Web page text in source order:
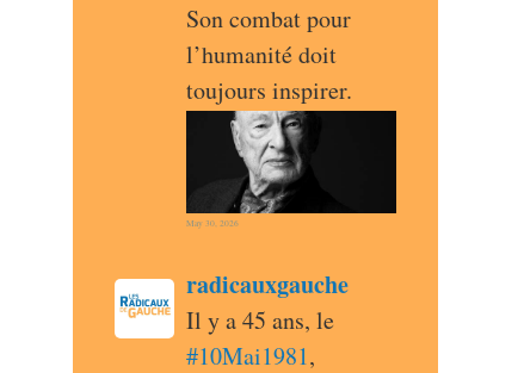
Son combat pour
l’humanité doit
toujours inspirer.
May 30, 2026
radicauxgauche avatar
radicauxgauchepost
#10Mai1981,